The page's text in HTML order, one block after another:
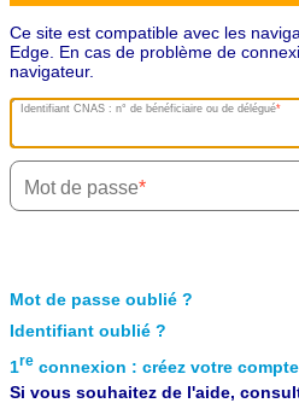
Ce site est compatible avec les
Edge. En cas de problème de
navigateur.
Identifiant CNAS : n° de bénéficiaire ou de délégué
Mot de passe
Mot de passe oublié ?
Identifiant oublié ?
1re connexion : créez votre
Si vous souhaitez de l'aide,